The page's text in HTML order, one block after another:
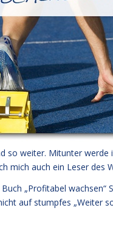
so weiter. Mitunter
mich auch ein Leser des
„Profitabel wachsen“
auf stumpfes „Weiter